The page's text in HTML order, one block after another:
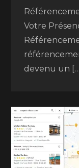
Votre
devenu un